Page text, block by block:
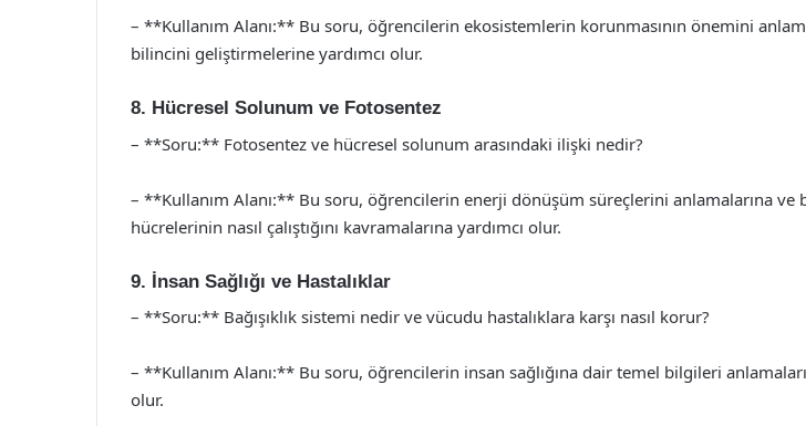
– **Kullanım Alanı:** Bu soru, öğrencilerin ekosistemlerin korunmasının önemini
bilincini geliştirmelerine yardımcı olur.
8. Hücresel Solunum ve Fotosentez
– **Soru:** Fotosentez ve hücresel solunum arasındaki ilişki nedir?
– **Kullanım Alanı:** Bu soru, öğrencilerin enerji dönüşüm süreçlerini anlamalarına ve
hücrelerinin nasıl çalıştığını kavramalarına yardımcı olur.
9. İnsan Sağlığı ve Hastalıklar
– **Soru:** Bağışıklık sistemi nedir ve vücudu hastalıklara karşı nasıl korur?
– **Kullanım Alanı:** Bu soru, öğrencilerin insan sağlığına dair temel bilgileri
olur.